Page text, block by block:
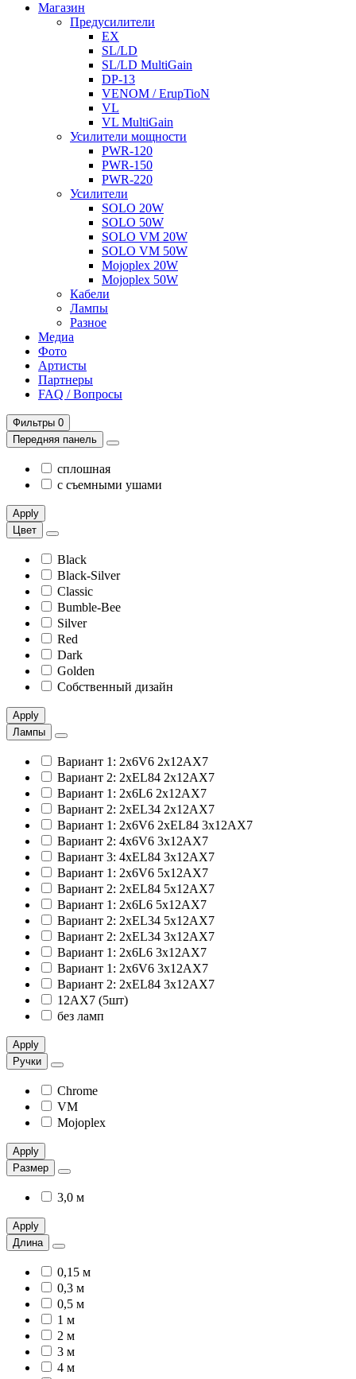
Магазин
Предусилители
EX
SL/LD
SL/LD MultiGain
DP-13
VENOM / ErupTioN
VL
VL MultiGain
Усилители мощности
PWR-120
PWR-150
PWR-220
Усилители
SOLO 20W
SOLO 50W
SOLO VM 20W
SOLO VM 50W
Mojoplex 20W
Mojoplex 50W
Кабели
Лампы
Разное
Медиа
Фото
Артисты
Партнеры
FAQ / Вопросы
Фильтры 0
Передняя панель
сплошная
с съемными ушами
Apply
Цвет
Black
Black-Silver
Classic
Bumble-Bee
Silver
Red
Dark
Golden
Собственный дизайн
Apply
Лампы
Вариант 1: 2x6V6 2x12AX7
Вариант 2: 2xEL84 2x12AX7
Вариант 1: 2x6L6 2x12AX7
Вариант 2: 2xEL34 2x12AX7
Вариант 1: 2x6V6 2xEL84 3x12AX7
Вариант 2: 4x6V6 3x12AX7
Вариант 3: 4xEL84 3x12AX7
Вариант 1: 2x6V6 5x12AX7
Вариант 2: 2xEL84 5x12AX7
Вариант 1: 2x6L6 5x12AX7
Вариант 2: 2xEL34 5x12AX7
Вариант 2: 2xEL34 3x12AX7
Вариант 1: 2x6L6 3x12AX7
Вариант 1: 2x6V6 3x12AX7
Вариант 2: 2xEL84 3x12AX7
12AX7 (5шт)
без ламп
Apply
Ручки
Chrome
VM
Mojoplex
Apply
Размер
3,0 м
Apply
Длина
0,15 м
0,3 м
0,5 м
1 м
2 м
3 м
4 м